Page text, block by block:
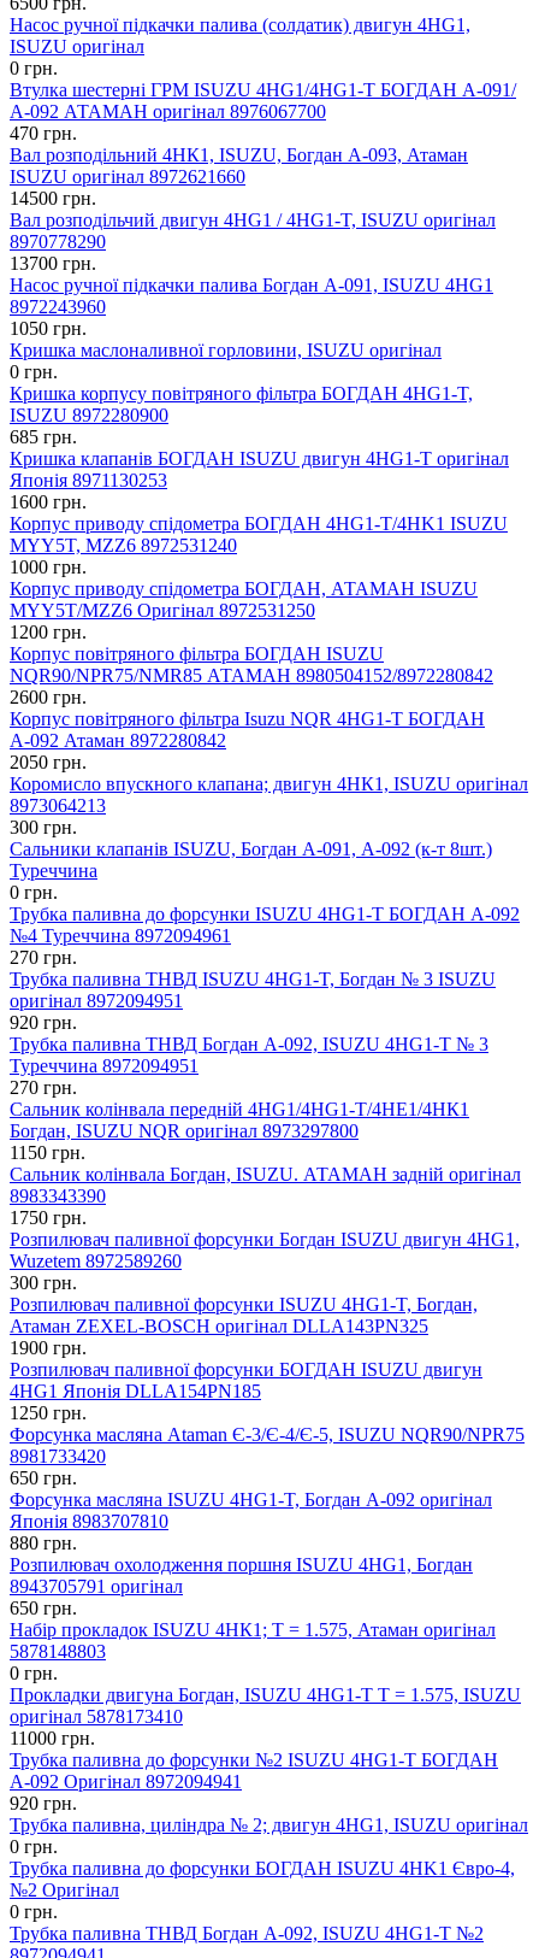
Насос ручної підкачки палива (солдатик) двигун 4HG1,
ISUZU оригінал
0 грн.
Втулка шестерні ГРМ ISUZU 4HG1/4HG1-T БОГДАН А-091/
А-092 АТАМАН оригінал 8976067700
470 грн.
Вал розподільний 4HК1, ISUZU, Богдан А-093, Атаман
ISUZU оригінал 8972621660
14500 грн.
Вал розподільчий двигун 4HG1 / 4HG1-T, ISUZU оригінал
8970778290
13700 грн.
Насос ручної підкачки палива Богдан А-091, ISUZU 4HG1
8972243960
1050 грн.
Кришка маслоналивної горловини, ISUZU оригінал
0 грн.
Кришка корпусу повітряного фільтра БОГДАН 4HG1-T,
ISUZU 8972280900
685 грн.
Кришка клапанів БОГДАН ISUZU двигун 4HG1-T оригінал
Японія 8971130253
1600 грн.
Корпус приводу спідометра БОГДАН 4HG1-T/4HK1 ISUZU
MYY5T, MZZ6 8972531240
1000 грн.
Корпус приводу спідометра БОГДАН, АТАМАН ISUZU
MYY5T/MZZ6 Оригінал 8972531250
1200 грн.
Корпус повітряного фільтра БОГДАН ISUZU
NQR90/NPR75/NMR85 АТАМАН 8980504152/8972280842
2600 грн.
Корпус повітряного фільтра Isuzu NQR 4HG1-T БОГДАН
А-092 Атаман 8972280842
2050 грн.
Коромисло впускного клапана; двигун 4HК1, ISUZU оригінал
8973064213
300 грн.
Сальники клапанів ISUZU, Богдан А-091, А-092 (к-т 8шт.)
Туреччина
0 грн.
Трубка паливна до форсунки ISUZU 4HG1-T БОГДАН А-092
№4 Туреччина 8972094961
270 грн.
Трубка паливна ТНВД ISUZU 4НG1-T, Богдан № 3 ISUZU
оригінал 8972094951
920 грн.
Трубка паливна ТНВД Богдан А-092, ISUZU 4НG1-T № 3
Туреччина 8972094951
270 грн.
Сальник колінвала передній 4HG1/4HG1-T/4НЕ1/4НК1
Богдан, ISUZU NQR оригінал 8973297800
1150 грн.
Сальник колінвала Богдан, ISUZU. АТАМАН задній оригінал
8983343390
1750 грн.
Розпилювач паливної форсунки Богдан ISUZU двигун 4HG1,
Wuzetem 8972589260
300 грн.
Розпилювач паливної форсунки ISUZU 4HG1-T, Богдан,
Атаман ZEXEL-BOSCH оригінал DLLA143PN325
1900 грн.
Розпилювач паливної форсунки БОГДАН ISUZU двигун
4HG1 Японія DLLA154PN185
1250 грн.
Форсунка масляна Ataman Є-3/Є-4/Є-5, ISUZU NQR90/NPR75
8981733420
650 грн.
Форсунка масляна ISUZU 4HG1-T, Богдан А-092 оригінал
Японія 8983707810
880 грн.
Розпилювач охолодження поршня ISUZU 4HG1, Богдан
8943705791 оригінал
650 грн.
Набір прокладок ISUZU 4HК1; Т = 1.575, Атаман оригінал
5878148803
0 грн.
Прокладки двигуна Богдан, ISUZU 4HG1-Т Т = 1.575, ISUZU
оригінал 5878173410
11000 грн.
Трубка паливна до форсунки №2 ISUZU 4НG1-T БОГДАН
А-092 Оригінал 8972094941
920 грн.
Трубка паливна, циліндра № 2; двигун 4НG1, ISUZU оригінал
0 грн.
Трубка паливна до форсунки БОГДАН ISUZU 4HK1 Євро-4,
№2 Оригінал
0 грн.
Трубка паливна ТНВД Богдан А-092, ISUZU 4HG1-T №2